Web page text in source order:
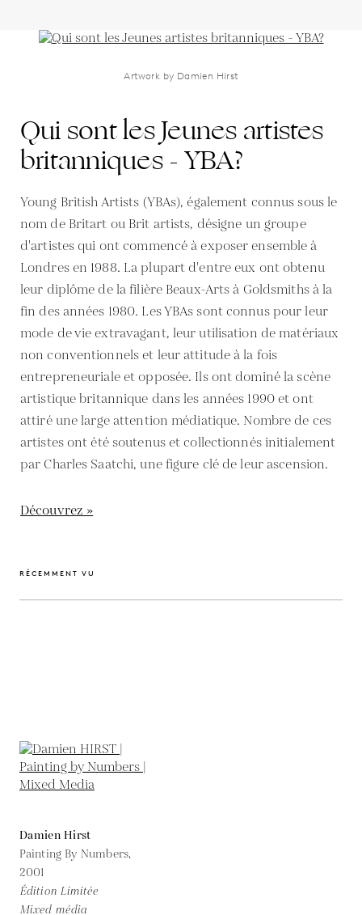
Artwork by Damien Hirst
Qui sont les Jeunes artistes
britanniques - YBA?
Young British Artists (YBAs), également connus sous le
nom de Britart ou Brit artists, désigne un groupe
d'artistes qui ont commencé à exposer ensemble à
Londres en 1988. La plupart d'entre eux ont obtenu
leur diplôme de la filière Beaux-Arts à Goldsmiths à la
fin des années 1980. Les YBAs sont connus pour leur
mode de vie extravagant, leur utilisation de matériaux
non conventionnels et leur attitude à la fois
entrepreneuriale et opposée. Ils ont dominé la scène
artistique britannique dans les années 1990 et ont
attiré une large attention médiatique. Nombre de ces
artistes ont été soutenus et collectionnés initialement
par Charles Saatchi, une figure clé de leur ascension.
Découvrez »
RÉCEMMENT VU
Damien Hirst
Painting By Numbers,
2001
Édition Limitée
Mixed média